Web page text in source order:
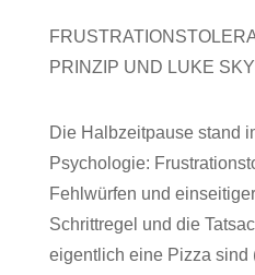
PRINZIP UND LUKE
Die Halbzeitpause stand
Psychologie:
Fehlwürfen und
Schrittregel und die
eigentlich eine Pizza sind